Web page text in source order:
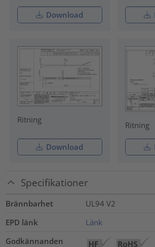
Download
Ritning
Download
Ritning
Specifikationer
Brännbarhet
UL94 V2
EPD länk
Länk
Godkännanden